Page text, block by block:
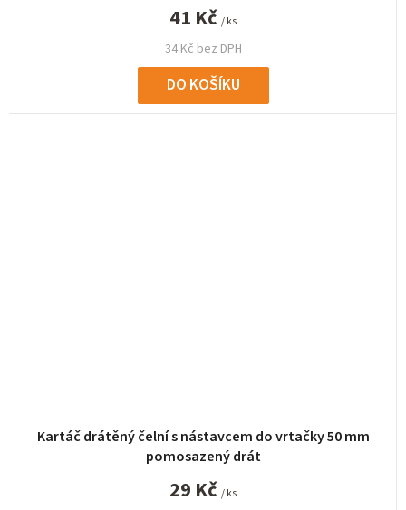
34 Kč bez DPH
41 Kč / ks
DO KOŠÍKU
Kartáč drátěný čelní s nástavcem do vrtačky 50 mm
pomosazený drát
29 Kč / ks